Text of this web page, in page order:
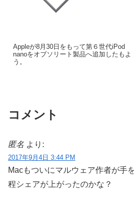
Appleが8月30日をもって第６世代iPod
nanoをオブソリート製品へ追加したもよ
う。
コメント
匿名 より:
2017年9月4日 3:44 PM
Macもついにマルウェア作者が手
程シェアが上がったのかな？